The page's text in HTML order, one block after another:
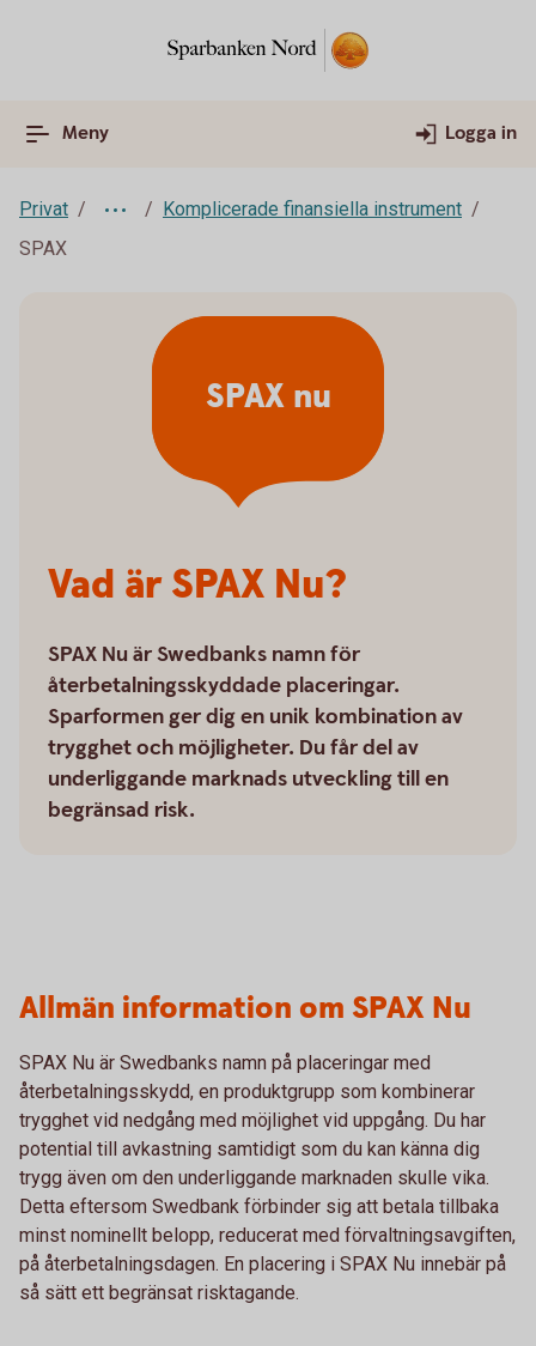
Meny Logga in
Privat
Komplicerade finansiella instrument
SPAX
Vad är SPAX Nu?
SPAX Nu är Swedbanks namn för
återbetalningsskyddade placeringar.
Sparformen ger dig en unik kombination av
trygghet och möjligheter. Du får del av
underliggande marknads utveckling till en
begränsad risk.
SPAX nu
Allmän information om SPAX Nu
SPAX Nu är Swedbanks namn på placeringar med
återbetalningsskydd, en produktgrupp som kombinerar
trygghet vid nedgång med möjlighet vid uppgång. Du har
potential till avkastning samtidigt som du kan känna dig
trygg även om den underliggande marknaden skulle vika.
Detta eftersom Swedbank förbinder sig att betala tillbaka
minst nominellt belopp, reducerat med förvaltningsavgiften,
på återbetalningsdagen. En placering i SPAX Nu innebär på
så sätt ett begränsat risktagande.